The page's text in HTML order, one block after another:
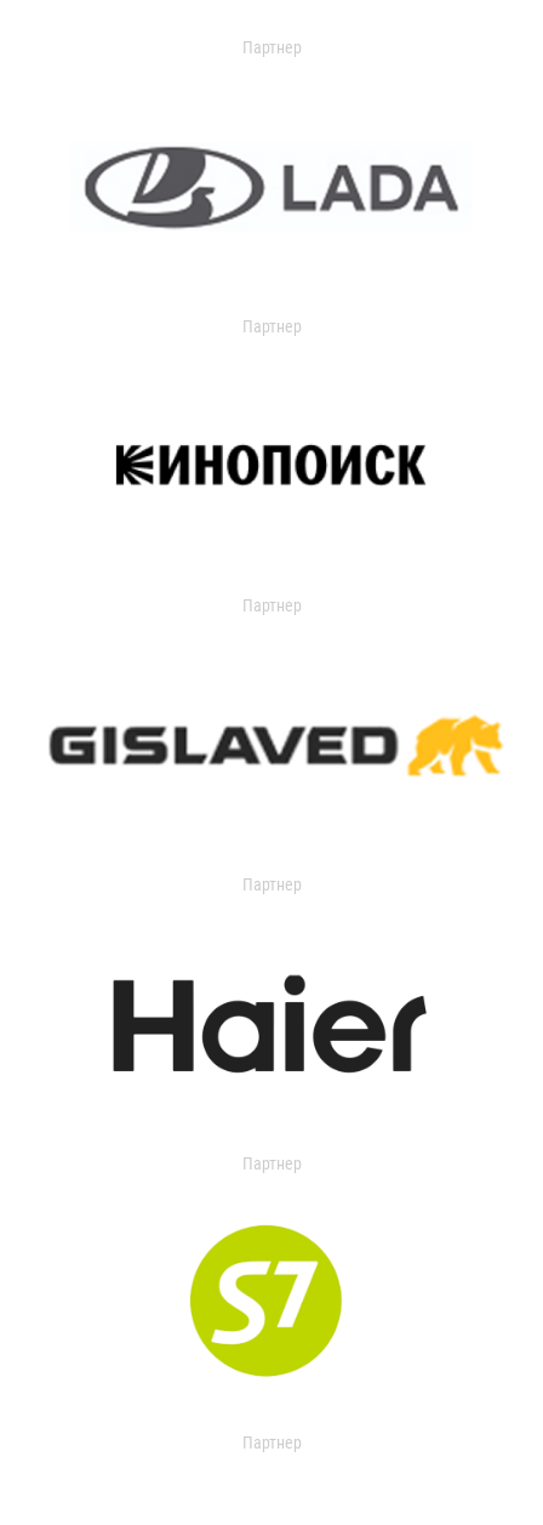
Партнер
Партнер
Партнер
Партнер
Партнер
Партнер